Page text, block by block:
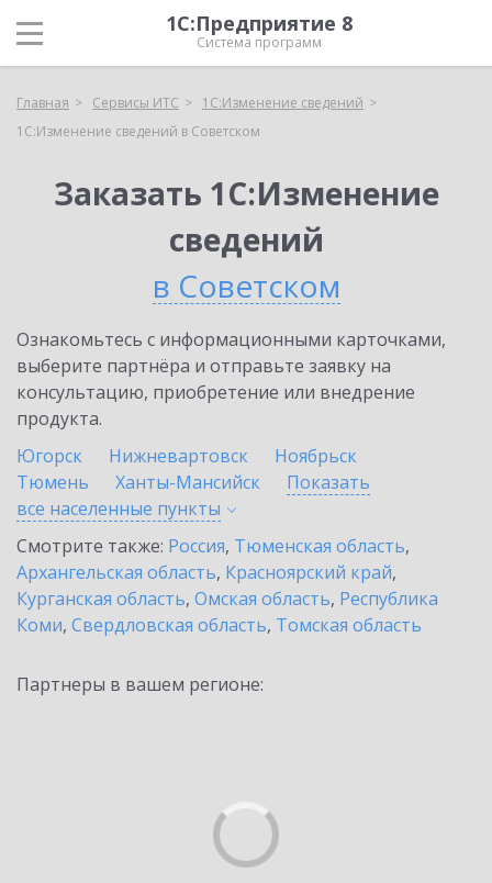
1С:Предприятие 8
Система программ
Главная Сервисы ИТС
1С:Изменение сведений
1С:Изменение сведений в Советском
Заказать 1С:Изменение
сведений
в Советском
Ознакомьтесь с информационными карточками,
выберите партнёра и отправьте заявку на
консультацию, приобретение или внедрение
продукта.
Югорск
Нижневартовск
Ноябрьск
Тюмень
Ханты-Мансийск
Показать
все населенные пункты
Смотрите также: Россия, Тюменская область,
Архангельская область, Красноярский край,
Курганская область, Омская область, Республика
Коми, Свердловская область, Томская область
Партнеры в вашем регионе: